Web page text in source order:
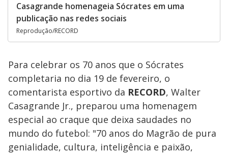
Casagrande homenageia Sócrates em uma
publicação nas redes sociais
Reprodução/RECORD
Para celebrar os 70 anos que o Sócrates
completaria no dia 19 de fevereiro, o
comentarista esportivo da RECORD, Walter
Casagrande Jr., preparou uma homenagem
especial ao craque que deixa saudades no
mundo do futebol: "70 anos do Magrão de pura
genialidade, cultura, inteligência e paixão,